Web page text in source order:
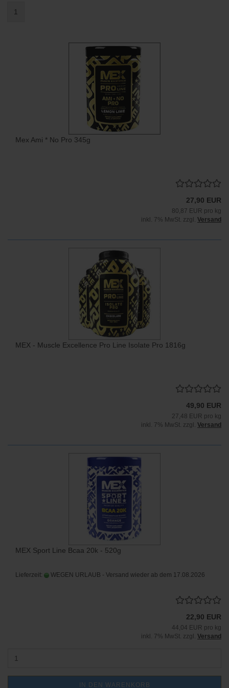
1
Mex Ami * No Pro 345g
27,90 EUR
80,87 EUR pro kg
inkl. 7% MwSt. zzgl. Versand
MEX - Muscle Excellence Pro Line Isolate Pro 1816g
49,90 EUR
27,48 EUR pro kg
inkl. 7% MwSt. zzgl. Versand
MEX Sport Line Bcaa 20k - 520g
Lieferzeit: WEGEN URLAUB - Versand wieder ab dem 17.08.2026
22,90 EUR
44,04 EUR pro kg
inkl. 7% MwSt. zzgl. Versand
IN DEN WARENKORB